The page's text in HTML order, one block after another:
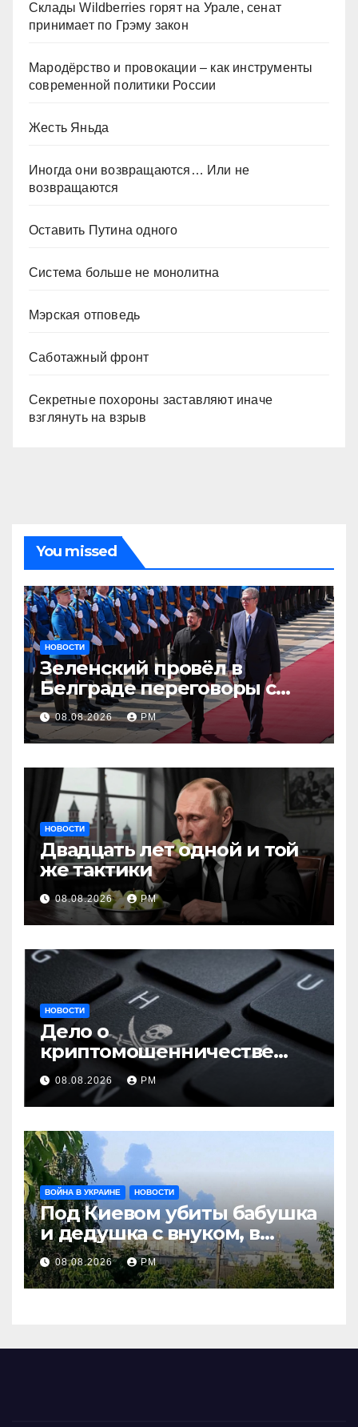
Склады Wildberries горят на Урале, сенат
принимает по Грэму закон
Мародёрство и провокации – как инструменты
современной политики России
Жесть Яньда
Иногда они возвращаются… Или не
возвращаются
Оставить Путина одного
Система больше не монолитна
Мэрская отповедь
Саботажный фронт
Секретные похороны заставляют иначе
взглянуть на взрыв
You missed
НОВОСТИ
Зеленский провёл в
Белграде переговоры с
Вучичем
08.08.2026 РМ
НОВОСТИ
Двадцать лет одной и той
же тактики
08.08.2026 РМ
НОВОСТИ
Дело о
криптомошенничестве
оборачивают в содействие
терроризму
08.08.2026 РМ
ВОЙНА В УКРАИНЕ НОВОСТИ
Под Киевом убиты бабушка
и дедушка с внуком, в
Поволжье и на Кубани
вновь горят НПЗ
08.08.2026 РМ